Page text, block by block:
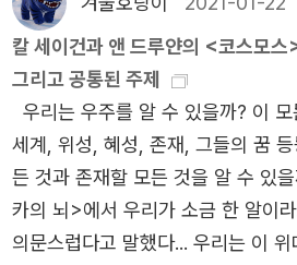
가들과 외교관들의 인사말 사이에 끼
했다. 드루얀의 생각에 공감한 해양
er Payne)은 자신이 버뮤다 앞바다
소리가 아름답다면서 추천했다. 로
인(Katharine ‘Katy’ Payne)과 함
의 소리를 녹음했다. 부부는 혹등고
처럼 반복 구조가 있다는 사실을 발
를 ‘노래’라고 주장했다. 로저 페인
이산화탄소라는 유령이 된다. 자동
으로 한때 1,000톤이 넘었던 고대
3톤의 고대 생물들이 휘발유 1리터
운행하기 위해 우리는 생물량 40에
크에 담고 달리는 셈이다. 유타 대학
스에 따르면 '매일 우리 인간들이 사
지와 대양에서 1년 동안 꼬박 자란
만 나는 앤 드루얀의 책이 그 나름의
이 있다는 것에 주목했다. 과거 칼 세이건의 주요 저작(물
론 앤 드루얀과 공저한 작업을 포함
이 한창일 시기에 나온 결과물이다.
기술에 힘입어 만들어진 원자 폭탄
로 인한 인류 공멸의 위험을 절실히
경고했었다. 냉전 시대가 저문 후,
서 이제 우리가 직면하고 있는 환경
. . ㅠㅠㅠ 나의 불찰이다. 같이 딸려
각을 못했단 말인가. 나는 엄마바라
때가 더 많지만 혼자만의 시간을 간
이 시간을 앗아갔다. 읽은 (syo님
스피어 읽기 첫 번째 권. 셰익스피
을 남겼다. 죽기 전에 셰익스피어 작
나의 말에 대학 때 영국인 교수님(귀
칼 세이건과 앤 드루얀의 <코스모스
그리고 공통된 주제
세계, 위성, 혜성, 존재, 그들의 꿈
든 것과 존재할 모든 것을 알 수 있
카의 뇌>에서 우리가 소금 한 알이
의문스럽다고 말했다... 우리는 이